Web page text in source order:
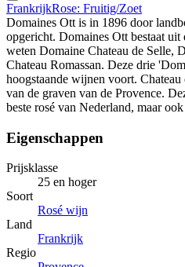
FrankrijkRose: Fruitig/Zoet
Domaines Ott is in 1896 door
opgericht. Domaines Ott bestaat
weten Domaine Chateau de Selle,
Chateau Romassan. Deze drie
hoogstaande wijnen voort.
van de graven van de Provence.
beste rosé van Nederland, maar
Eigenschappen
Prijsklasse
25 en hoger
Soort
Rosé wijn
Land
Frankrijk
Regio